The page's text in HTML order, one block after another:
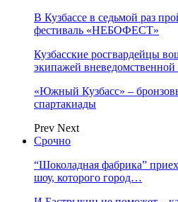
В Кузбассе в седьмой раз
фестиваль «НЕБОФЕСТ»
Кузбасские росгвардейцы
экипажей
«Южный Кузбасс» –
спартакиады
Prev Next
Срочно
“Шоколадная фабрика”
шоу, которого город…